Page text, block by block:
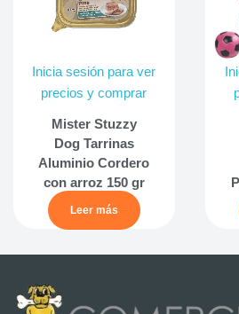
Inicia sesión para ver
precios y comprar
Mister Stuzzy
Dog Tarrinas
Aluminio Cordero
con arroz 150 gr
Leer más